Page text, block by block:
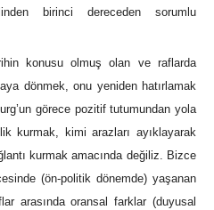
birinci dereceden sorumlu
konusu olmuş olan ve raflarda
dönmek, onu yeniden hatırlamak
görece pozitif tutumundan yola
kurmak, kimi arazları ayıklayarak
kurmak amacında değiliz. Bizce
(ön-politik dönemde) yaşanan
arasında oransal farklar (duyusal